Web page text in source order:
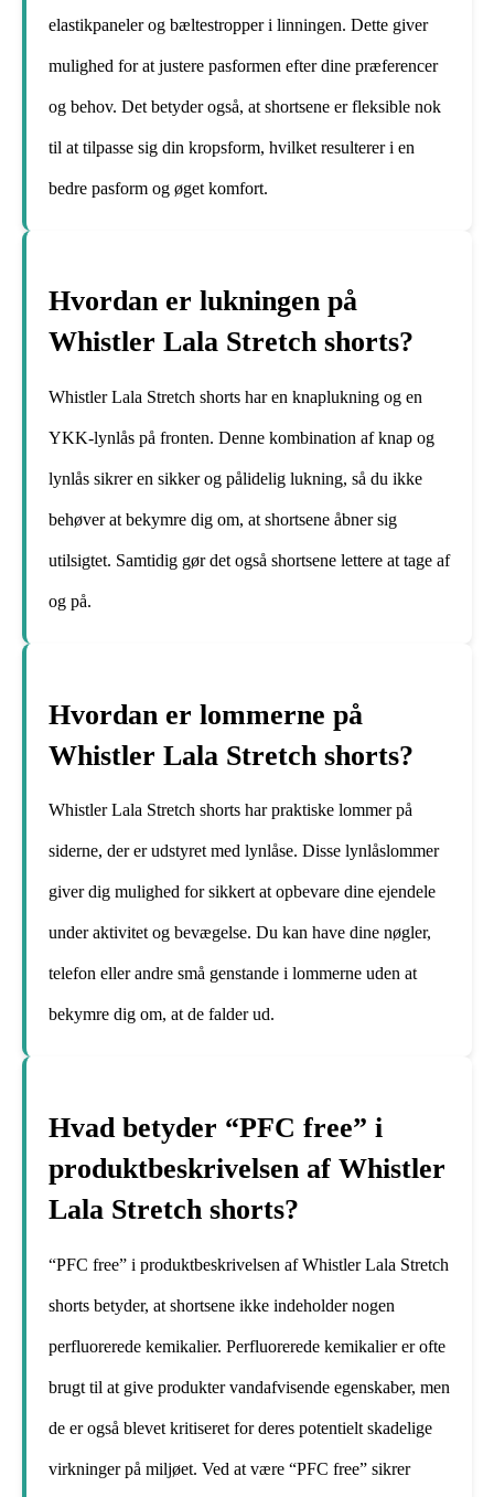
elastikpaneler og bæltestropper i linningen. Dette giver
mulighed for at justere pasformen efter dine præferencer
og behov. Det betyder også, at shortsene er fleksible nok
til at tilpasse sig din kropsform, hvilket resulterer i en
bedre pasform og øget komfort.
Hvordan er lukningen på
Whistler Lala Stretch shorts?
Whistler Lala Stretch shorts har en knaplukning og en
YKK-lynlås på fronten. Denne kombination af knap og
lynlås sikrer en sikker og pålidelig lukning, så du ikke
behøver at bekymre dig om, at shortsene åbner sig
utilsigtet. Samtidig gør det også shortsene lettere at tage af
og på.
Hvordan er lommerne på
Whistler Lala Stretch shorts?
Whistler Lala Stretch shorts har praktiske lommer på
siderne, der er udstyret med lynlåse. Disse lynlåslommer
giver dig mulighed for sikkert at opbevare dine ejendele
under aktivitet og bevægelse. Du kan have dine nøgler,
telefon eller andre små genstande i lommerne uden at
bekymre dig om, at de falder ud.
Hvad betyder “PFC free” i
produktbeskrivelsen af Whistler
Lala Stretch shorts?
“PFC free” i produktbeskrivelsen af Whistler Lala Stretch
shorts betyder, at shortsene ikke indeholder nogen
perfluorerede kemikalier. Perfluorerede kemikalier er ofte
brugt til at give produkter vandafvisende egenskaber, men
de er også blevet kritiseret for deres potentielt skadelige
virkninger på miljøet. Ved at være “PFC free” sikrer